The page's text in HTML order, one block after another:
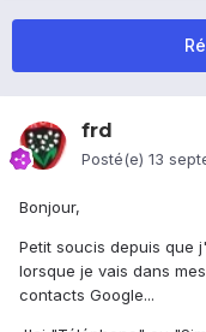
frd
Posté(e) 13
Bonjour,
Petit soucis depuis que
lorsque je vais dans
contacts Google...